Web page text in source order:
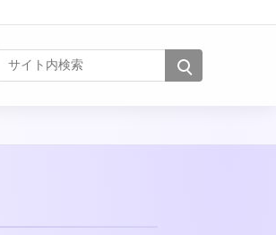
サイト内検索